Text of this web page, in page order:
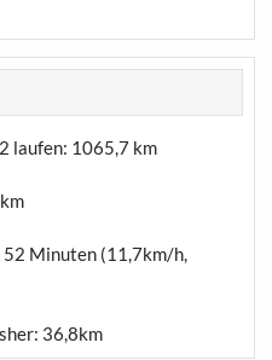
laufen: 1065,7 km
52 Minuten (11,7km/h,
36,8km